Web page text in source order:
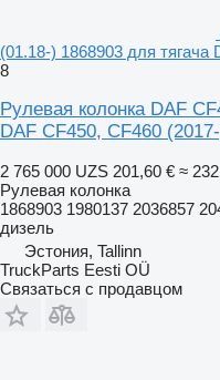
(01.18-) 1868903 для тягача
8
Рулевая колонка DAF
DAF CF450, CF460
2 765 000 UZS 201,60 € ≈
Рулевая колонка
1868903 1980137 2036857
дизель
Эстония, Tallinn
TruckParts Eesti OÜ
Связаться с продавцом